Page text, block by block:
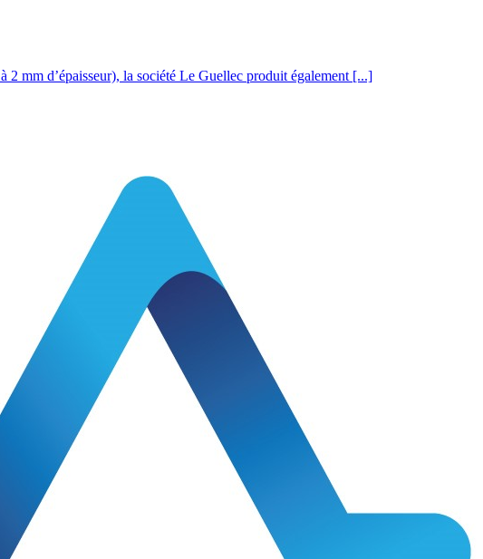
2 mm d’épaisseur), la société Le Guellec produit également [...]